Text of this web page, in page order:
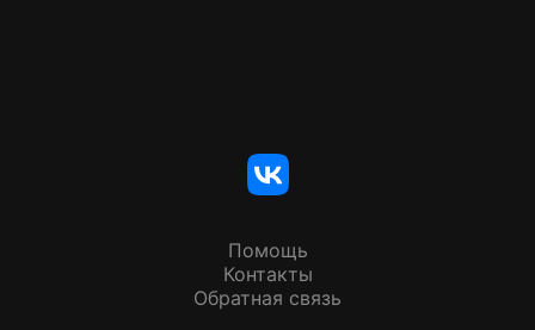
Помощь
Контакты
Обратная связь